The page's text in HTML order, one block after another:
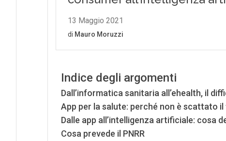
Indice degli argomenti
Dall’informatica sanitaria all’ehealth, il
App per la salute: perché non è scattato
Dalle app all’intelligenza artificiale: cosa
Cosa prevede il PNRR